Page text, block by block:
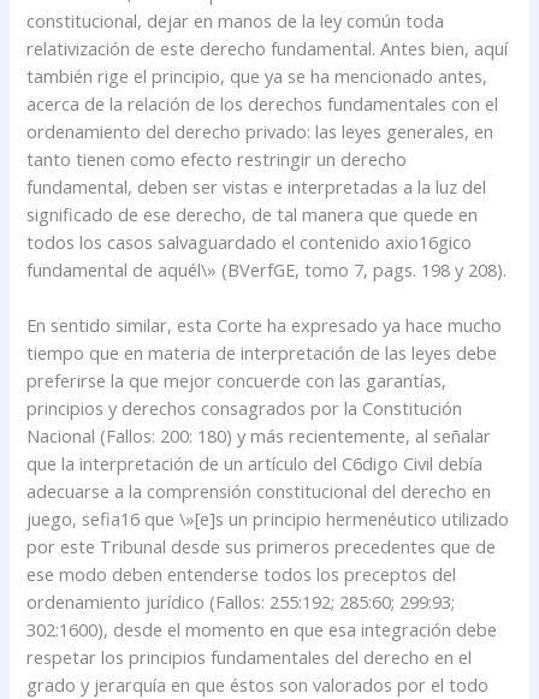
constitucional, dejar en manos de la ley común toda
relativización de este derecho fundamental. Antes bien, aquí
también rige el principio, que ya se ha mencionado antes,
acerca de la relación de los derechos fundamentales con el
ordenamiento del derecho privado: las leyes generales, en
tanto tienen como efecto restringir un derecho
fundamental, deben ser vistas e interpretadas a la luz del
significado de ese derecho, de tal manera que quede en
todos los casos salvaguardado el contenido axio16gico
fundamental de aquél\» (BVerfGE, tomo 7, pags. 198 y 208).
En sentido similar, esta Corte ha expresado ya hace mucho
tiempo que en materia de interpretación de las leyes debe
preferirse la que mejor concuerde con las garantías,
principios y derechos consagrados por la Constitución
Nacional (Fallos: 200: 180) y más recientemente, al señalar
que la interpretación de un artículo del C6digo Civil debía
adecuarse a la comprensión constitucional del derecho en
juego, sefia16 que \»[e]s un principio hermenéutico utilizado
por este Tribunal desde sus primeros precedentes que de
ese modo deben entenderse todos los preceptos del
ordenamiento jurídico (Fallos: 255:192; 285:60; 299:93;
302:1600), desde el momento en que esa integración debe
respetar los principios fundamentales del derecho en el
grado y jerarquía en que éstos son valorados por el todo